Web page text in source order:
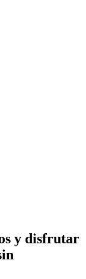
y disfrutar